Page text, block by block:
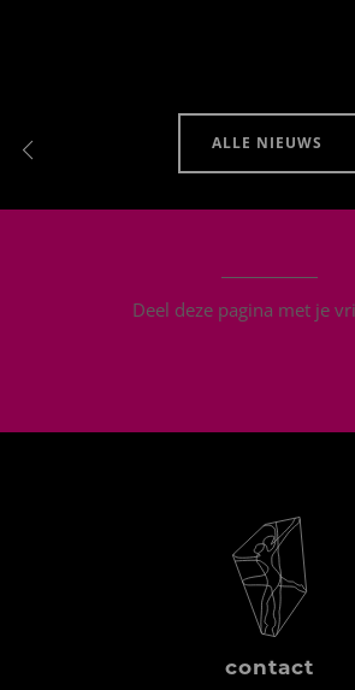
ALLE NIEUWS
Deel deze pagina met je
contact